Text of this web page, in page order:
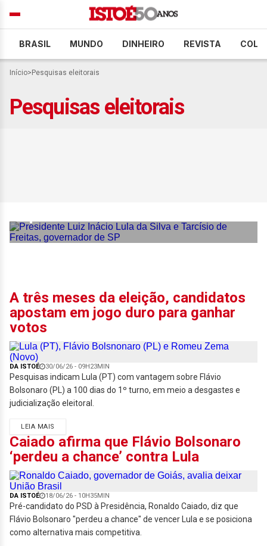
BRASIL MUNDO DINHEIRO REVISTA
Início> Pesquisas eleitorais
Pesquisas eleitorais
A três meses da eleição, candidatos
apostam em jogo duro para ganhar
votos
DA ISTOÉ 30/06/26 - 09H23MIN
Pesquisas indicam Lula (PT) com vantagem sobre Flávio
Bolsonaro (PL) a 100 dias do 1º turno, em meio a desgastes e
judicialização eleitoral.
LEIA MAIS
Caiado afirma que Flávio Bolsonaro
‘perdeu a chance’ contra Lula
DA ISTOÉ 18/06/26 - 10H35MIN
Pré-candidato do PSD à Presidência, Ronaldo Caiado, diz que
Flávio Bolsonaro "perdeu a chance" de vencer Lula e se posiciona
como alternativa mais competitiva.